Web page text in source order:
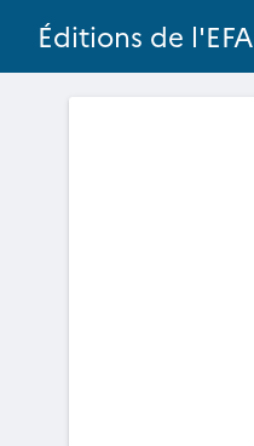
Éditions de l'EFA